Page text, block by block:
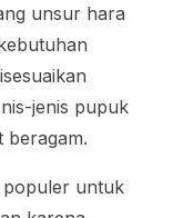
unsur hara
jenis pupuk
beragam.
populer untuk